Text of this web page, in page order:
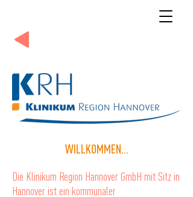
WILLKOMMEN...
Die Klinikum Region Hannover GmbH mit Sitz in
Hannover ist ein kommunaler